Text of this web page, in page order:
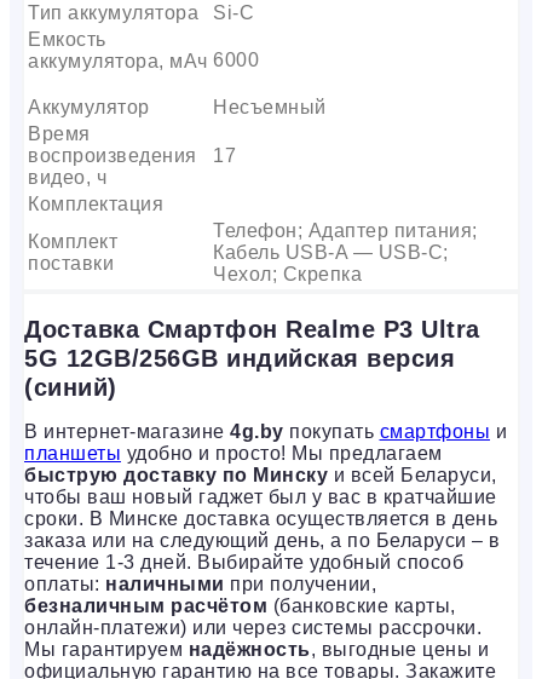
Тип аккумулятора
Si-C
Емкость
аккумулятора, мАч 6000
Аккумулятор
Несъемный
Время
воспроизведения
видео, ч
17
Комплектация
Комплект
поставки
Телефон; Адаптер питания;
Кабель USB-A — USB-C;
Чехол; Скрепка
Доставка Смартфон Realme P3 Ultra
5G 12GB/256GB индийская версия
(синий)
В интернет-магазине 4g.by покупать смартфоны и
планшеты удобно и просто! Мы предлагаем
быструю доставку по Минску и всей Беларуси,
чтобы ваш новый гаджет был у вас в кратчайшие
сроки. В Минске доставка осуществляется в день
заказа или на следующий день, а по Беларуси – в
течение 1-3 дней. Выбирайте удобный способ
оплаты: наличными при получении,
безналичным расчётом (банковские карты,
онлайн-платежи) или через системы рассрочки.
Мы гарантируем надёжность, выгодные цены и
официальную гарантию на все товары. Закажите